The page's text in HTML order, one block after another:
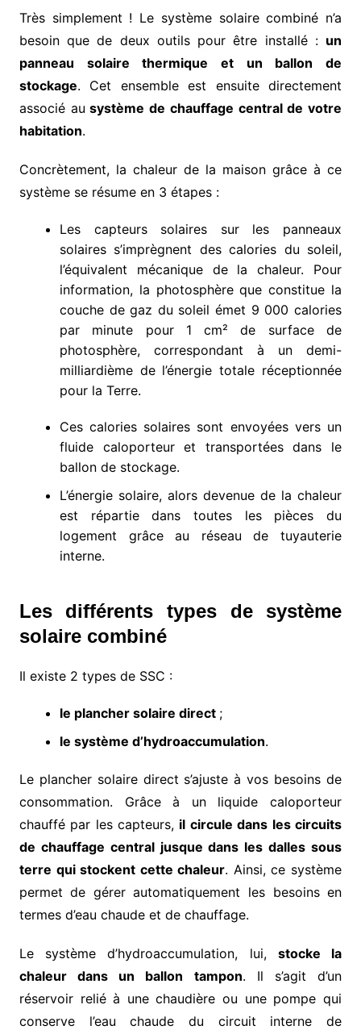
Très simplement ! Le système solaire combiné n’a
besoin que de deux outils pour être installé : un
panneau solaire thermique et un ballon de
stockage. Cet ensemble est ensuite directement
associé au système de chauffage central de votre
habitation.
Concrètement, la chaleur de la maison grâce à ce
système se résume en 3 étapes :
Les capteurs solaires sur les panneaux
solaires s’imprègnent des calories du soleil,
l’équivalent mécanique de la chaleur. Pour
information, la photosphère que constitue la
couche de gaz du soleil émet 9 000 calories
par minute pour 1 cm² de surface de
photosphère, correspondant à un demi-
milliardième de l’énergie totale réceptionnée
pour la Terre.
Ces calories solaires sont envoyées vers un
fluide caloporteur et transportées dans le
ballon de stockage.
L’énergie solaire, alors devenue de la chaleur
est répartie dans toutes les pièces du
logement grâce au réseau de tuyauterie
interne.
Les différents types de système
solaire combiné
Il existe 2 types de SSC :
le plancher solaire direct ;
le système d’hydroaccumulation.
Le plancher solaire direct s’ajuste à vos besoins de
consommation. Grâce à un liquide caloporteur
chauffé par les capteurs, il circule dans les circuits
de chauffage central jusque dans les dalles sous
terre qui stockent cette chaleur. Ainsi, ce système
permet de gérer automatiquement les besoins en
termes d’eau chaude et de chauffage.
Le système d’hydroaccumulation, lui, stocke la
chaleur dans un ballon tampon. Il s’agit d’un
réservoir relié à une chaudière ou une pompe qui
conserve l’eau chaude du circuit interne de